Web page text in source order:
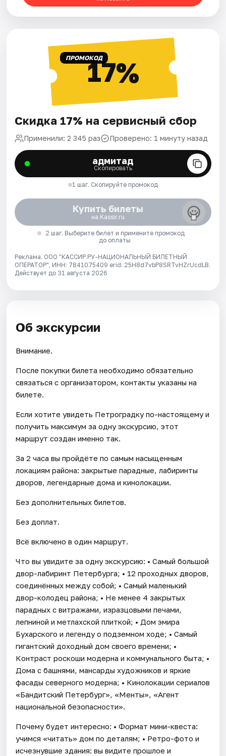
ПРОМОКОД17%
Скидка 17% на сервисный сбор
Применили: 2 345 раз Проверено: 1 минуту назад
адмитад
Скопировать
1 шаг. Скопируйте промокод
Купить билеты
на Kassir.ru
2 шаг. Выберите билет и примените промокод
до оплаты
Реклама. ООО "КАССИР.РУ-НАЦИОНАЛЬНЫЙ БИЛЕТНЫЙ
ОПЕРАТОР", ИНН: 7841075409 erid: 25H8d7vbP8SRTvHZrUcdLB.
Действует до 31 августа 2026
Об экскурсии
Внимание.
После покупки билета необходимо обязательно
связаться с организатором, контакты указаны на
билете.
Если хотите увидеть Петроградку по-настоящему и
получить максимум за одну экскурсию, этот
маршрут создан именно так.
За 2 часа вы пройдёте по самым насыщенным
локациям района: закрытые парадные, лабиринты
дворов, легендарные дома и кинолокации.
Без дополнительных билетов.
Без доплат.
Всё включено в один маршрут.
Что вы увидите за одну экскурсию: • Самый большой
двор-лабиринт Петербурга; • 12 проходных дворов,
соединённых между собой; • Самый маленький
двор-колодец района; • Не менее 4 закрытых
парадных с витражами, изразцовыми печами,
лепниной и метлахской плиткой; • Дом эмира
Бухарского и легенду о подземном ходе; • Самый
гигантский доходный дом своего времени; •
Контраст роскоши модерна и коммунального быта; •
Дома с башнями, мансарды художников и яркие
фасады северного модерна; • Кинолокации сериалов
«Бандитский Петербург», «Менты», «Агент
национальной безопасности».
Почему будет интересно: • Формат мини-квеста:
учимся «читать» дом по деталям; • Ретро-фото и
исчезнувшие здания: вы видите прошлое и